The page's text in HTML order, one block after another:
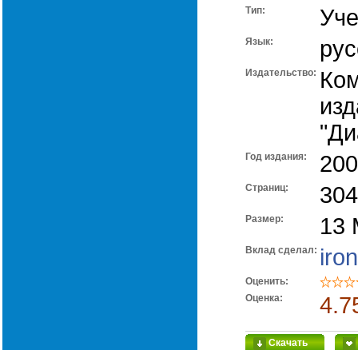
Тип:
Язык:
Издательство:
Год издания:
Cтраниц: 304
Размер: 13
Вклад сделал:
Оценить:
Оценка:
Скачать